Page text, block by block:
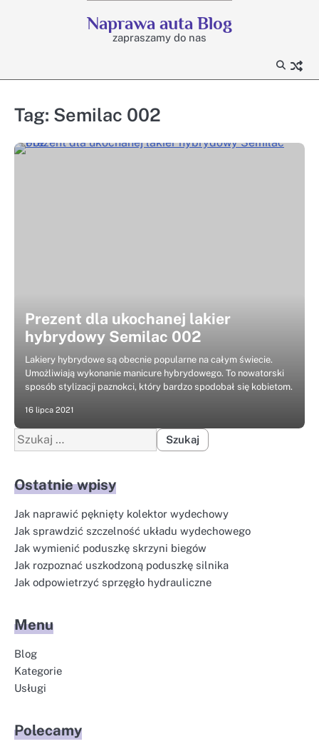
Naprawa auta Blog
zapraszamy do nas
Tag: Semilac 002
Prezent dla ukochanej lakier
hybrydowy Semilac 002
Lakiery hybrydowe są obecnie popularne na całym świecie.
Umożliwiają wykonanie manicure hybrydowego. To nowatorski
sposób stylizacji paznokci, który bardzo spodobał się kobietom.
16 lipca 2021
Szukaj:
Ostatnie wpisy
Jak naprawić pęknięty kolektor wydechowy
Jak sprawdzić szczelność układu wydechowego
Jak wymienić poduszkę skrzyni biegów
Jak rozpoznać uszkodzoną poduszkę silnika
Jak odpowietrzyć sprzęgło hydrauliczne
Menu
Blog
Kategorie
Usługi
Polecamy